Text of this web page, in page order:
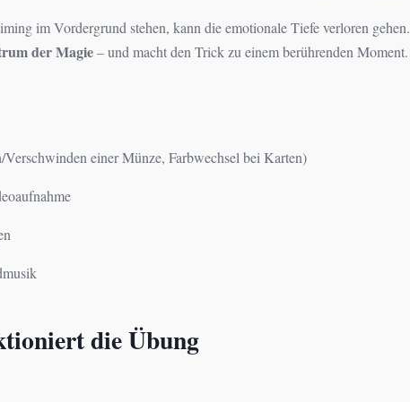
im Vordergrund stehen, kann die emotionale Tiefe verloren gehen.
der Magie– und macht den Trick zu einem berührenden Moment.
einer Münze, Farbwechsel bei Karten)
die Übung